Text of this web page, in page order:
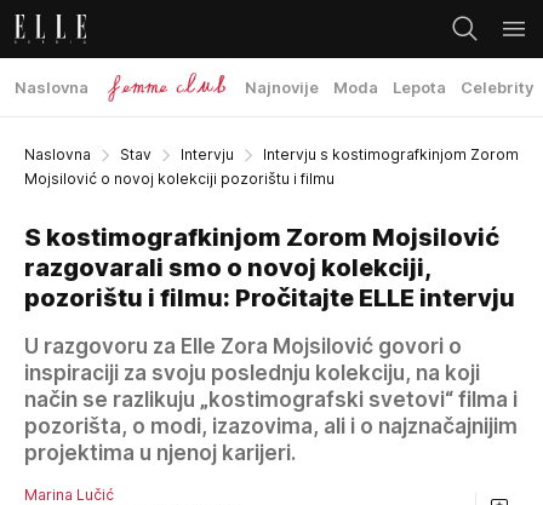
Naslovna Najnovije Moda Lepota Celebrity
Naslovna Stav Intervju
Intervju s kostimografkinjom Zorom
Mojsilović o novoj kolekciji pozorištu i filmu
S kostimografkinjom Zorom Mojsilović
razgovarali smo o novoj kolekciji,
pozorištu i filmu: Pročitajte ELLE intervju
U razgovoru za Elle Zora Mojsilović govori o
inspiraciji za svoju poslednju kolekciju, na koji
način se razlikuju „kostimografski svetovi“ filma i
pozorišta, o modi, izazovima, ali i o najznačajnijim
projektima u njenoj karijeri.
Marina Lučić